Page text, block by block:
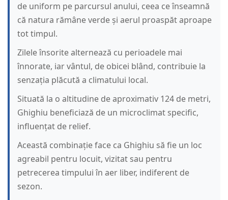
de uniform pe parcursul anului, ceea ce înseamnă
că natura rămâne verde și aerul proaspăt aproape
tot timpul.
Zilele însorite alternează cu perioadele mai
înnorate, iar vântul, de obicei blând, contribuie la
senzația plăcută a climatului local.
Situată la o altitudine de aproximativ 124 de metri,
Ghighiu beneficiază de un microclimat specific,
influențat de relief.
Această combinație face ca Ghighiu să fie un loc
agreabil pentru locuit, vizitat sau pentru
petrecerea timpului în aer liber, indiferent de
sezon.